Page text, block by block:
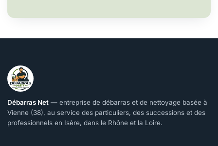
Débarras Net — entreprise de débarras et de nettoyage basée à
Vienne (38), au service des particuliers, des successions et des
professionnels en Isère, dans le Rhône et la Loire.